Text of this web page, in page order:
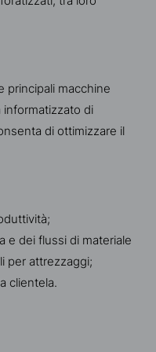
principali macchine
di
di ottimizzare il
e dei flussi di materiale
per attrezzaggi;
clientela.